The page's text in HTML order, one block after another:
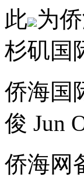
此 为
杉矶国
侨海国
俊 Jun
侨海网